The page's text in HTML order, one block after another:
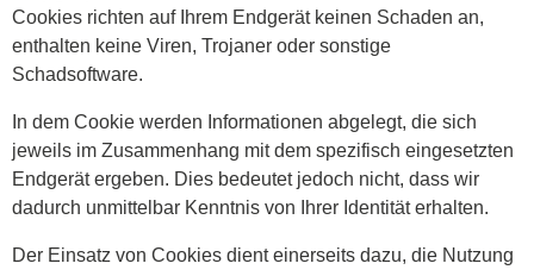
Cookies richten auf Ihrem Endgerät keinen Schaden an,
enthalten keine Viren, Trojaner oder sonstige
Schadsoftware.
In dem Cookie werden Informationen abgelegt, die sich
jeweils im Zusammenhang mit dem spezifisch eingesetzten
Endgerät ergeben. Dies bedeutet jedoch nicht, dass wir
dadurch unmittelbar Kenntnis von Ihrer Identität erhalten.
Der Einsatz von Cookies dient einerseits dazu, die Nutzung